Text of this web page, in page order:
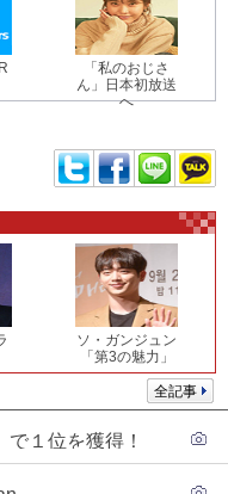
「私のおじさ
ん」日本初放送
へ
ソ・ガンジュン
「第3の魅力」
全記事
１位を獲得！